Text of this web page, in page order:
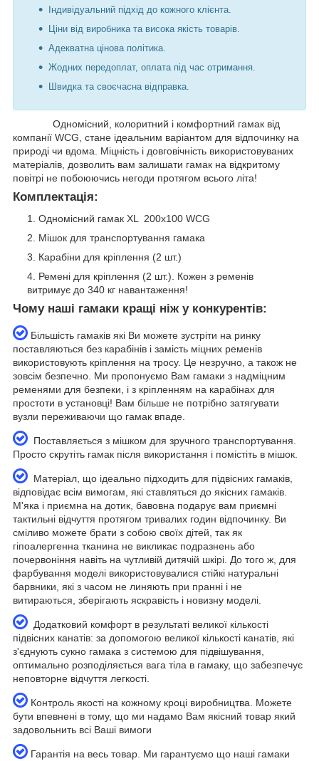
Індивідуальний підхід до кожного клієнта.
Ціни від виробника та висока якість товарів.
Адекватна цінова політика.
Жодних передоплат, оплата під час отримання.
Швидка та своєчасна відправка.
Одномісний, колоритний і комфортний гамак від
компанії WCG, стане ідеальним варіантом для відпочинку на
природі чи вдома. Міцність і довговічність використовуваних
матеріалів, дозволить вам залишати гамак на відкритому
повітрі не побоюючись негоди протягом всього літа!
Комплектація:
Одномісний гамак XL 200х100 WCG
Мішок для транспортування гамака
Карабіни для кріплення (2 шт.)
Ремені для кріплення (2 шт.). Кожен з ременів
витримує до 340 кг навантаження!
Чому наші гамаки кращі ніж у конкурентів:
Більшість гамаків які Ви можете зустріти на ринку
поставляються без карабінів і замість міцних ременів
використовують кріплення на тросу. Це незручно, а також не
зовсім безпечно. Ми пропонуємо Вам гамаки з надміцним
ременями для безпеки, і з кріпленням на карабінах для
простоти в установці! Вам більше не потрібно затягувати
вузли переживаючи що гамак впаде.
Поставляється з мішком для зручного транспортування.
Просто скрутіть гамак після використання і помістіть в мішок.
Матеріал, що ідеально підходить для підвісних гамаків,
відповідає всім вимогам, які ставляться до якісних гамаків.
М'яка і приємна на дотик, бавовна подарує вам приємні
тактильні відчуття протягом тривалих годин відпочинку. Ви
сміливо можете брати з собою своїх дітей, так як
гіпоалергенна тканина не викликає подразнень або
почервоніння навіть на чутливій дитячій шкірі. До того ж, для
фарбування моделі використовувалися стійкі натуральні
барвники, які з часом не линяють при пранні і не
витираються, зберігають яскравість і новизну моделі.
Додатковий комфорт в результаті великої кількості
підвісних канатів: за допомогою великої кількості канатів, які
з'єднують сукно гамака з системою для підвішування,
оптимально розподіляється вага тіла в гамаку, що забезпечує
неповторне відчуття легкості.
Контроль якості на кожному кроці виробництва. Можете
бути впевнені в тому, що ми надамо Вам якісний товар який
задовольнить всі Ваші вимоги
Гарантія на весь товар. Ми гарантуємо що наші гамаки